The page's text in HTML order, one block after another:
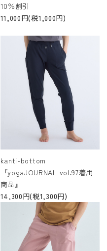
10％割引
11,000円(税1,000円)
kanti-bottom
『yogaJOURNAL vol.97着用
商品』
14,300円(税1,300円)